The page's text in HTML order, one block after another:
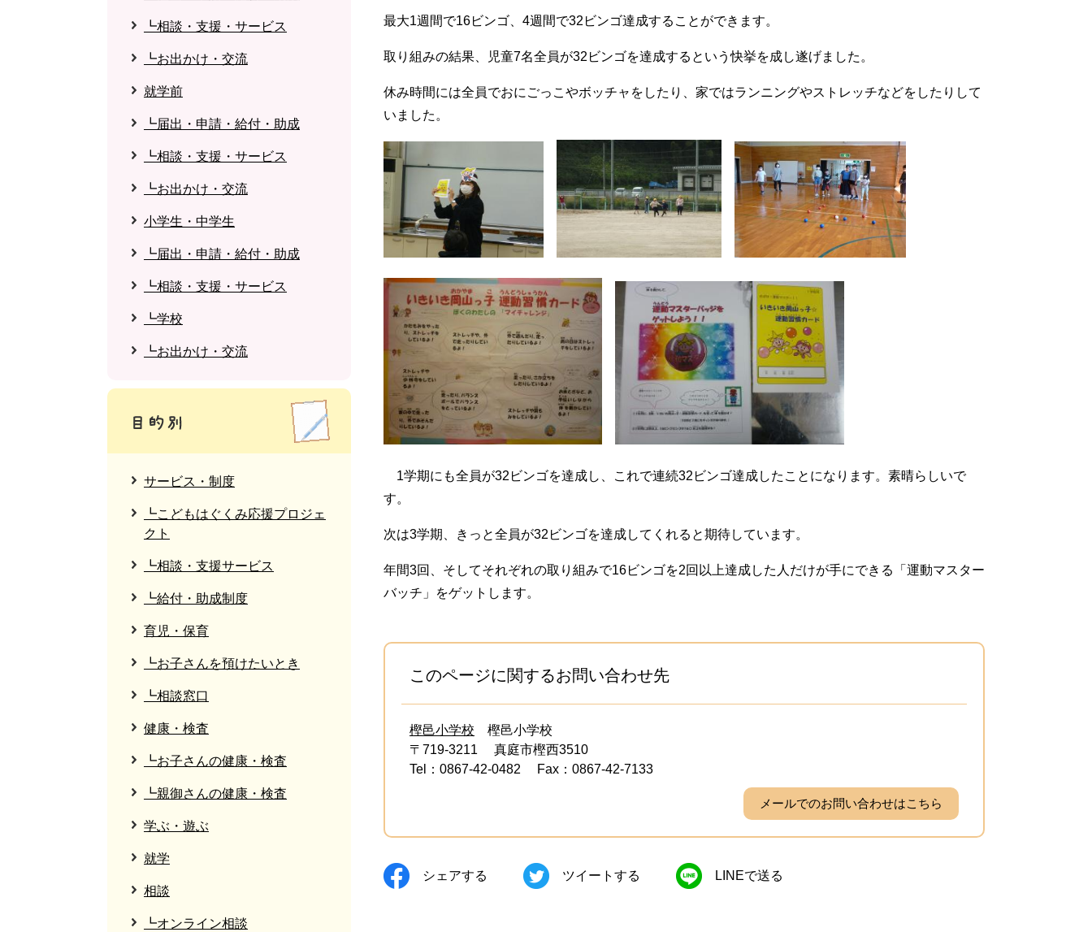
最大1週間で16ビンゴ、4週間で32ビンゴ達成することができます。
取り組みの結果、児童7名全員が32ビンゴを達成するという快挙を成し遂げました。
休み時間には全員でおにごっこやボッチャをしたり、家ではランニングやストレッチなどをしたりして
いました。
1学期にも全員が32ビンゴを達成し、これで連続32ビンゴ達成したことになります。素晴らしいで
す。
次は3学期、きっと全員が32ビンゴを達成してくれると期待しています。
年間3回、そしてそれぞれの取り組みで16ビンゴを2回以上達成した人だけが手にできる「運動マスター
バッチ」をゲットします。
このページに関するお問い合わせ先
樫邑小学校
樫邑小学校
〒719-3211
真庭市樫西3510
Tel：0867-42-0482
Fax：0867-42-7133
メールでのお問い合わせはこちら
シェアする ツイートする LINEで送る
┗相談・支援・サービス
┗お出かけ・交流
就学前
┗届出・申請・給付・助成
┗相談・支援・サービス
┗お出かけ・交流
小学生・中学生
┗届出・申請・給付・助成
┗相談・支援・サービス
┗学校
┗お出かけ・交流
サービス・制度
┗こどもはぐくみ応援プロジェ
クト
┗相談・支援サービス
┗給付・助成制度
育児・保育
┗お子さんを預けたいとき
┗相談窓口
健康・検査
┗お子さんの健康・検査
┗親御さんの健康・検査
学ぶ・遊ぶ
就学
相談
┗オンライン相談